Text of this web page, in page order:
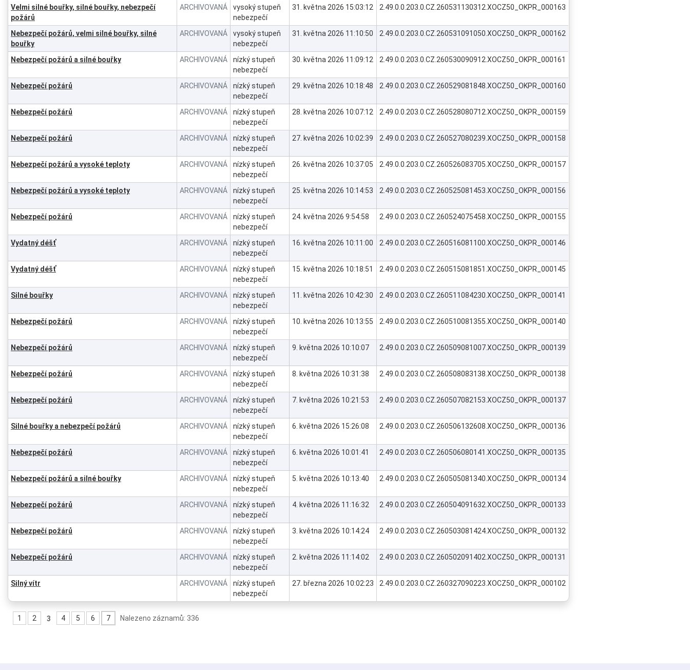
Velmi silné bouřky, silné bouřky, nebezpečí
požárů
ARCHIVOVANÁ
vysoký stupeň
nebezpečí
31. května 2026 15:03:12 2.49.0.0.203.0.CZ.260531130312.XOCZ50_OKPR_000163
Nebezpečí požárů, velmi silné bouřky, silné
bouřky
ARCHIVOVANÁ
vysoký stupeň
nebezpečí
31. května 2026 11:10:50 2.49.0.0.203.0.CZ.260531091050.XOCZ50_OKPR_000162
Nebezpečí požárů a silné bouřky ARCHIVOVANÁ
nízký stupeň
nebezpečí
30. května 2026 11:09:12 2.49.0.0.203.0.CZ.260530090912.XOCZ50_OKPR_000161
Nebezpečí požárů ARCHIVOVANÁ
nízký stupeň
nebezpečí
29. května 2026 10:18:48 2.49.0.0.203.0.CZ.260529081848.XOCZ50_OKPR_000160
Nebezpečí požárů ARCHIVOVANÁ
nízký stupeň
nebezpečí
28. května 2026 10:07:12 2.49.0.0.203.0.CZ.260528080712.XOCZ50_OKPR_000159
Nebezpečí požárů ARCHIVOVANÁ
nízký stupeň
nebezpečí
27. května 2026 10:02:39 2.49.0.0.203.0.CZ.260527080239.XOCZ50_OKPR_000158
Nebezpečí požárů a vysoké teploty ARCHIVOVANÁ
nízký stupeň
nebezpečí
26. května 2026 10:37:05 2.49.0.0.203.0.CZ.260526083705.XOCZ50_OKPR_000157
Nebezpečí požárů a vysoké teploty ARCHIVOVANÁ
nízký stupeň
nebezpečí
25. května 2026 10:14:53 2.49.0.0.203.0.CZ.260525081453.XOCZ50_OKPR_000156
Nebezpečí požárů ARCHIVOVANÁ
nízký stupeň
nebezpečí
24. května 2026 9:54:58 2.49.0.0.203.0.CZ.260524075458.XOCZ50_OKPR_000155
Vydatný déšť ARCHIVOVANÁ
nízký stupeň
nebezpečí
16. května 2026 10:11:00 2.49.0.0.203.0.CZ.260516081100.XOCZ50_OKPR_000146
Vydatný déšť ARCHIVOVANÁ
nízký stupeň
nebezpečí
15. května 2026 10:18:51 2.49.0.0.203.0.CZ.260515081851.XOCZ50_OKPR_000145
Silné bouřky ARCHIVOVANÁ
nízký stupeň
nebezpečí
11. května 2026 10:42:30 2.49.0.0.203.0.CZ.260511084230.XOCZ50_OKPR_000141
Nebezpečí požárů ARCHIVOVANÁ
nízký stupeň
nebezpečí
10. května 2026 10:13:55 2.49.0.0.203.0.CZ.260510081355.XOCZ50_OKPR_000140
Nebezpečí požárů ARCHIVOVANÁ
nízký stupeň
nebezpečí
9. května 2026 10:10:07 2.49.0.0.203.0.CZ.260509081007.XOCZ50_OKPR_000139
Nebezpečí požárů ARCHIVOVANÁ
nízký stupeň
nebezpečí
8. května 2026 10:31:38 2.49.0.0.203.0.CZ.260508083138.XOCZ50_OKPR_000138
Nebezpečí požárů ARCHIVOVANÁ
nízký stupeň
nebezpečí
7. května 2026 10:21:53 2.49.0.0.203.0.CZ.260507082153.XOCZ50_OKPR_000137
Silné bouřky a nebezpečí požárů ARCHIVOVANÁ
nízký stupeň
nebezpečí
6. května 2026 15:26:08 2.49.0.0.203.0.CZ.260506132608.XOCZ50_OKPR_000136
Nebezpečí požárů ARCHIVOVANÁ
nízký stupeň
nebezpečí
6. května 2026 10:01:41 2.49.0.0.203.0.CZ.260506080141.XOCZ50_OKPR_000135
Nebezpečí požárů a silné bouřky ARCHIVOVANÁ
nízký stupeň
nebezpečí
5. května 2026 10:13:40 2.49.0.0.203.0.CZ.260505081340.XOCZ50_OKPR_000134
Nebezpečí požárů ARCHIVOVANÁ
nízký stupeň
nebezpečí
4. května 2026 11:16:32 2.49.0.0.203.0.CZ.260504091632.XOCZ50_OKPR_000133
Nebezpečí požárů ARCHIVOVANÁ
nízký stupeň
nebezpečí
3. května 2026 10:14:24 2.49.0.0.203.0.CZ.260503081424.XOCZ50_OKPR_000132
Nebezpečí požárů ARCHIVOVANÁ
nízký stupeň
nebezpečí
2. května 2026 11:14:02 2.49.0.0.203.0.CZ.260502091402.XOCZ50_OKPR_000131
Silný vítr ARCHIVOVANÁ
nízký stupeň
nebezpečí
27. března 2026 10:02:23 2.49.0.0.203.0.CZ.260327090223.XOCZ50_OKPR_000102
1 2 3 4 5 6 7 Nalezeno záznamů: 336